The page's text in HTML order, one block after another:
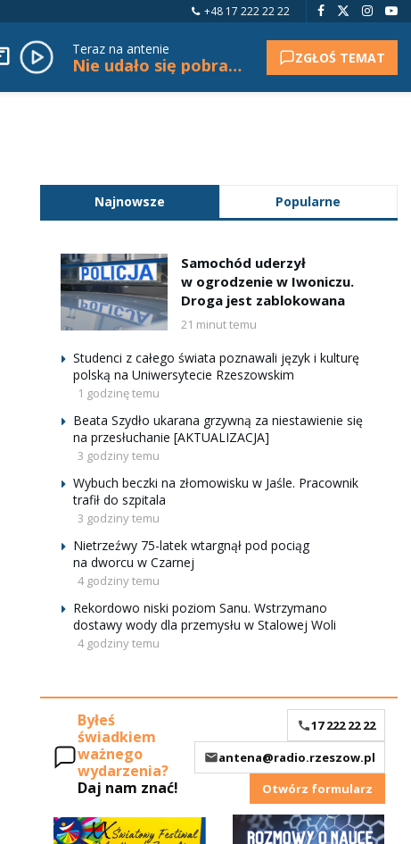
+48 17 222 22 22
Teraz na antenie
Nie udało się pobrać tytułu. ZGŁOŚ TEMAT
Najnowsze Popularne
Samochód uderzył
w ogrodzenie w Iwoniczu.
Droga jest zablokowana
21 minut temu
Studenci z całego świata poznawali język i kulturę
polską na Uniwersytecie Rzeszowskim
1 godzinę temu
Beata Szydło ukarana grzywną za niestawienie się
na przesłuchanie [AKTUALIZACJA]
3 godziny temu
Wybuch beczki na złomowisku w Jaśle. Pracownik
trafił do szpitala
3 godziny temu
Nietrzeźwy 75-latek wtargnął pod pociąg
na dworcu w Czarnej
4 godziny temu
Rekordowo niski poziom Sanu. Wstrzymano
dostawy wody dla przemysłu w Stalowej Woli
4 godziny temu
Byłeś
świadkiem
ważnego
wydarzenia?
Daj nam znać!
17 222 22 22
antena@radio.rzeszow.pl
Otwórz formularz